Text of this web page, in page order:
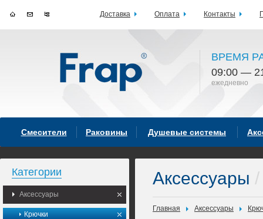
ВРЕМЯ
09:00 —
ежедневно
Смесители Раковины Душевые системы
Категории
Аксессуары
Крючки
Аксессуары /
Главная Аксессуары
Доставка Оплата Контакты